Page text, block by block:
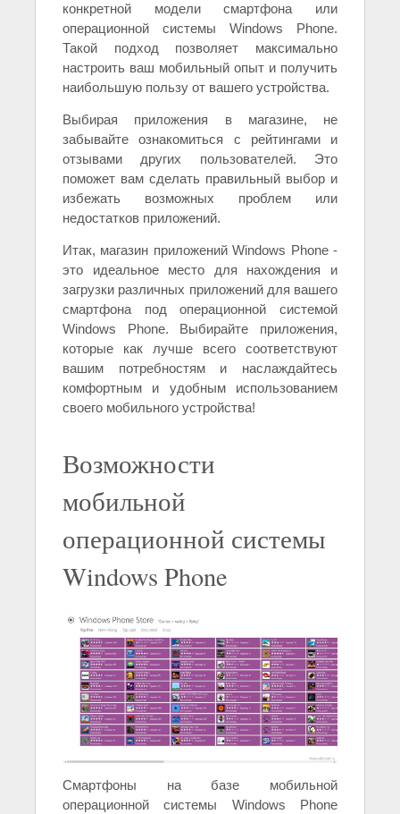
конкретной модели смартфона или
операционной системы Windows Phone.
Такой подход позволяет максимально
настроить ваш мобильный опыт и получить
наибольшую пользу от вашего устройства.
Выбирая приложения в магазине, не
забывайте ознакомиться с рейтингами и
отзывами других пользователей. Это
поможет вам сделать правильный выбор и
избежать возможных проблем или
недостатков приложений.
Итак, магазин приложений Windows Phone -
это идеальное место для нахождения и
загрузки различных приложений для вашего
смартфона под операционной системой
Windows Phone. Выбирайте приложения,
которые как лучше всего соответствуют
вашим потребностям и наслаждайтесь
комфортным и удобным использованием
своего мобильного устройства!
Возможности
мобильной
операционной системы
Windows Phone
Смартфоны на базе мобильной
операционной системы Windows Phone